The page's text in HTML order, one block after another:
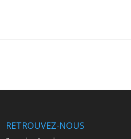
RETROUVEZ-NOUS